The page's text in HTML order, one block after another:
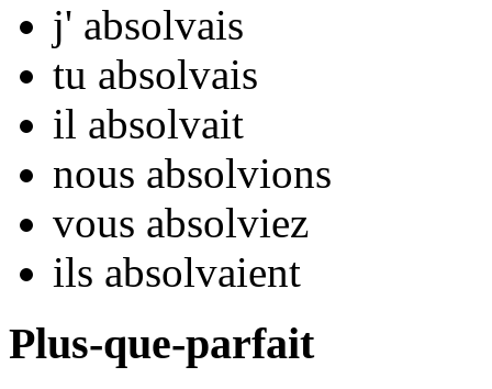
j' absolvais
tu absolvais
il absolvait
nous absolvions
vous absolviez
ils absolvaient
Plus-que-parfait